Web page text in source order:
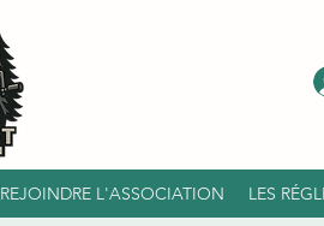
REJOINDRE L'ASSOCIATION LES